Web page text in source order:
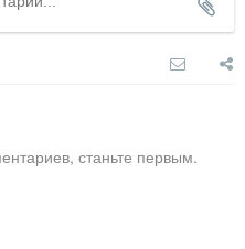
станьте первым.